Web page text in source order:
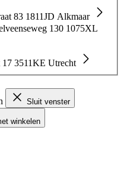
83 1811JD Alkmaar
130 1075XL
17 3511KE Utrecht
Sluit venster
winkelen